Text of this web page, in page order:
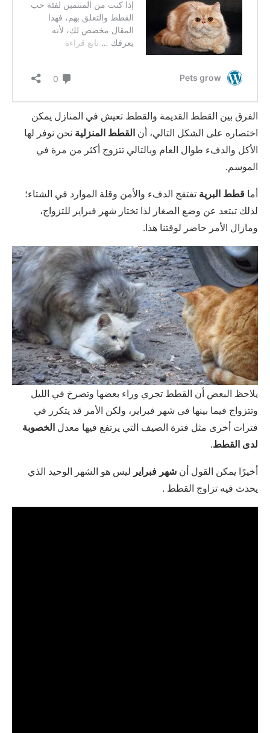
الفرق بين القطط القديمة والقطط تعيش في المنازل يمكن
اختصاره على الشكل التالي، أن القطط المنزلية نحن نوفر لها
الأكل والدفء طوال العام وبالتالي تتزوج أكثر من مرة في
الموسم.
أما قطط البرية تفتقج الدفء والأمن وقلة الموارد في الشتاء؛
لذلك تبتعد عن وضع الصغار لذا تختار شهر فبراير للتزواج،
ومازال الأمر حاضر لوقتنا هذا.
يلاحظ البعض أن القطط تجري وراء بعضها وتصرخ في الليل
وتتزواج فيما بينها في شهر فبراير، ولكن الأمر قد يتكرر في
فترات أخرى مثل فترة الصيف التي يرتفع فيها معدل الخصوبة
لدى القطط.
أخيرًا يمكن القول أن شهر فبراير ليس هو الشهر الوحيد الذي
يحدث فيه تزاوج القطط .